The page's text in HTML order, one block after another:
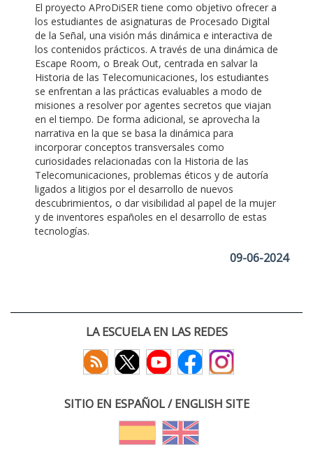
El proyecto AProDiSER tiene como objetivo ofrecer a
los estudiantes de asignaturas de Procesado Digital
de la Señal, una visión más dinámica e interactiva de
los contenidos prácticos. A través de una dinámica de
Escape Room, o Break Out, centrada en salvar la
Historia de las Telecomunicaciones, los estudiantes
se enfrentan a las prácticas evaluables a modo de
misiones a resolver por agentes secretos que viajan
en el tiempo. De forma adicional, se aprovecha la
narrativa en la que se basa la dinámica para
incorporar conceptos transversales como
curiosidades relacionadas con la Historia de las
Telecomunicaciones, problemas éticos y de autoría
ligados a litigios por el desarrollo de nuevos
descubrimientos, o dar visibilidad al papel de la mujer
y de inventores españoles en el desarrollo de estas
tecnologías.
09-06-2024
LA ESCUELA EN LAS REDES
SITIO EN ESPAÑOL / ENGLISH SITE